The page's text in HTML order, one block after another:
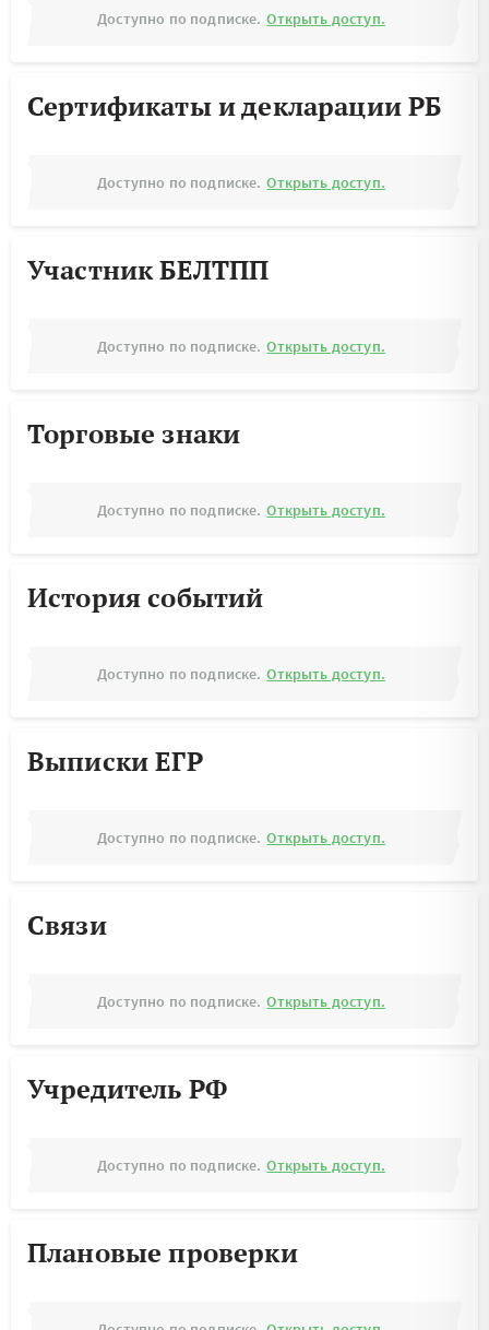
Доступно по подписке. Открыть доступ.
Сертификаты и декларации РБ
Доступно по подписке. Открыть доступ.
Участник БЕЛТПП
Доступно по подписке. Открыть доступ.
Торговые знаки
Доступно по подписке. Открыть доступ.
История событий
Доступно по подписке. Открыть доступ.
Выписки ЕГР
Доступно по подписке. Открыть доступ.
Связи
Доступно по подписке. Открыть доступ.
Учредитель РФ
Доступно по подписке. Открыть доступ.
Плановые проверки